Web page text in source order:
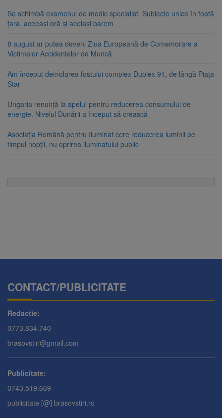
Se schimbă examenul de medic specialist. Subiecte unice în toată
țara, aceeași oră și același barem
8 august ar putea deveni Ziua Europeană de Comemorare a
Victimelor Accidentelor de Muncă
Am început demolarea fostului complex Duplex 91, de lângă Piața
Star
Ungaria renunță la apelul pentru reducerea consumului de
energie. Nivelul Dunării a început să crească
Asociația Română pentru Iluminat cere reducerea luminii pe
timpul nopții, nu oprirea iluminatului public
CONTACT/PUBLICITATE
Redactie:
0773.834.740
brasovstiri@gmail.com
Publicitate:
0743.519.669
publicitate [@] brasovstiri.ro